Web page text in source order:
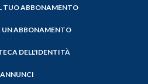
TUO ABBONAMENTO
ABBONAMENTO
DELL'IDENTITÀ
ANNUNCI